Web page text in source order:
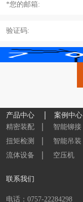
产品中心 案例中心
联系我们
电话：0757-22284298
精密装配 智能铆接
扭矩检测
智能吊装
流体设备
空压机